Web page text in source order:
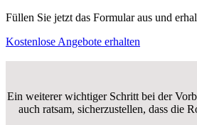
Füllen Sie jetzt das Formular aus und
Kostenlose Angebote erhalten
Ein weiterer wichtiger Schritt bei der
auch ratsam, sicherzustellen, dass die